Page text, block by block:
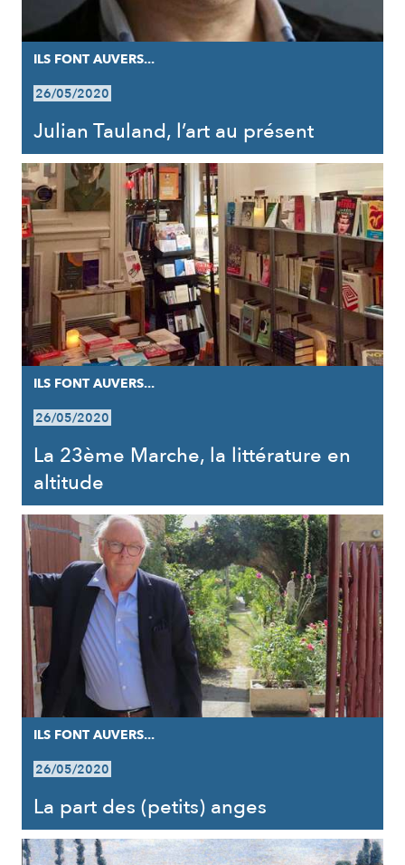
ILS FONT AUVERS...
26/05/2020
Julian Tauland, l’art au présent
ILS FONT AUVERS...
26/05/2020
La 23ème Marche, la littérature en
altitude
ILS FONT AUVERS...
26/05/2020
La part des (petits) anges